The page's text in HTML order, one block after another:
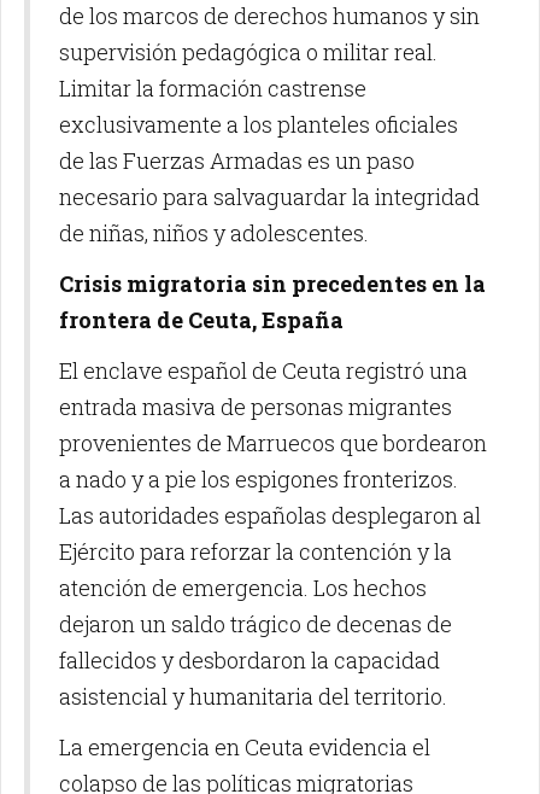
de los marcos de derechos humanos y sin
supervisión pedagógica o militar real.
Limitar la formación castrense
exclusivamente a los planteles oficiales
de las Fuerzas Armadas es un paso
necesario para salvaguardar la integridad
de niñas, niños y adolescentes.
Crisis migratoria sin precedentes en la
frontera de Ceuta, España
El enclave español de Ceuta registró una
entrada masiva de personas migrantes
provenientes de Marruecos que bordearon
a nado y a pie los espigones fronterizos.
Las autoridades españolas desplegaron al
Ejército para reforzar la contención y la
atención de emergencia. Los hechos
dejaron un saldo trágico de decenas de
fallecidos y desbordaron la capacidad
asistencial y humanitaria del territorio.
La emergencia en Ceuta evidencia el
colapso de las políticas migratorias